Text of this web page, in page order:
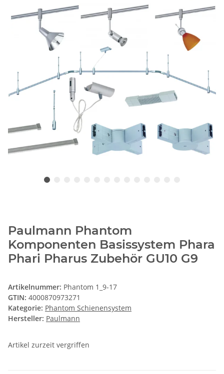
Paulmann Phantom
Komponenten Basissystem Phara
Phari Pharus Zubehör GU10 G9
Artikelnummer: Phantom 1_9-17
GTIN: 4000870973271
Kategorie: Phantom Schienensystem
Hersteller: Paulmann
Artikel zurzeit vergriffen